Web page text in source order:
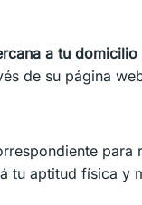
a tu
de su página
para
tu aptitud física y